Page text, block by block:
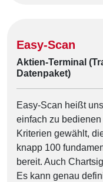
Easy-Scan
Aktien-Terminal
Datenpaket)
Easy-Scan heißt
einfach zu
Kriterien gewählt,
knapp 100
bereit. Auch
Es kann genau